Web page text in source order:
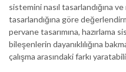
sistemini nasıl tasarlandığına
tasarlandığına göre
pervane tasarımına, hazırlama
bileşenlerin dayanıklılığına
çalışma arasındaki farkı